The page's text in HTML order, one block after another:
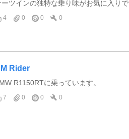
ーツインの独特な乗り味がお気に入りで
4 0 0 0
Rider
R1150RTに乗っています。
7 0 0 0